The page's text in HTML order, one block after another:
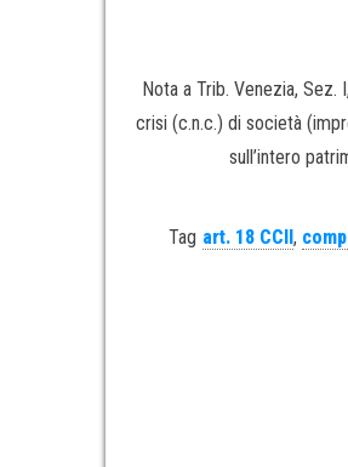
Nota a Trib. Venezia, Sez.
crisi (c.n.c.) di società
sull’intero
Tag art. 18 CCII,